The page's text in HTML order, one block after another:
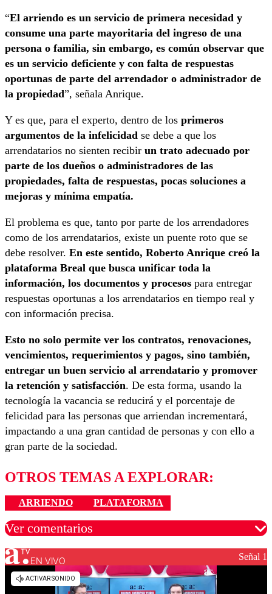
“El arriendo es un servicio de primera necesidad y
consume una parte mayoritaria del ingreso de una
persona o familia, sin embargo, es común observar que
es un servicio deficiente y con falta de respuestas
oportunas de parte del arrendador o administrador de
la propiedad”, señala Anrique.
Y es que, para el experto, dentro de los primeros
argumentos de la infelicidad se debe a que los
arrendatarios no sienten recibir un trato adecuado por
parte de los dueños o administradores de las
propiedades, falta de respuestas, pocas soluciones a
mejoras y mínima empatía.
El problema es que, tanto por parte de los arrendadores
como de los arrendatarios, existe un puente roto que se
debe resolver. En este sentido, Roberto Anrique creó la
plataforma Breal que busca unificar toda la
información, los documentos y procesos para entregar
respuestas oportunas a los arrendatarios en tiempo real y
con información precisa.
Esto no solo permite ver los contratos, renovaciones,
vencimientos, requerimientos y pagos, sino también,
entregar un buen servicio al arrendatario y promover
la retención y satisfacción. De esta forma, usando la
tecnología la vacancia se reducirá y el porcentaje de
felicidad para las personas que arriendan incrementará,
impactando a una gran cantidad de personas y con ello a
gran parte de la sociedad.
OTROS TEMAS A EXPLORAR:
ARRIENDO PLATAFORMA
Ver comentarios
Los comentarios son moderados para garantizar un
diálogo respetuoso.
EN VIVO Señal 1